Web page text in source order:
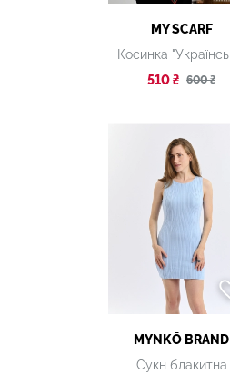
MY SCARF
510 ₴ 600 ₴
MYNKŌ BRAND
Сукн блакитна